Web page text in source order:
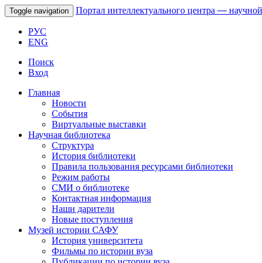
Toggle navigation Портал интеллектуального центра —
РУС
ENG
Поиск
Вход
Главная
Новости
События
Виртуальные выставки
Научная библиотека
Структура
История библиотеки
Правила пользования ресурсами библиотеки
Режим работы
СМИ о библиотеке
Контактная информация
Наши дарители
Новые поступления
Музей истории САФУ
История университета
Фильмы по истории вуза